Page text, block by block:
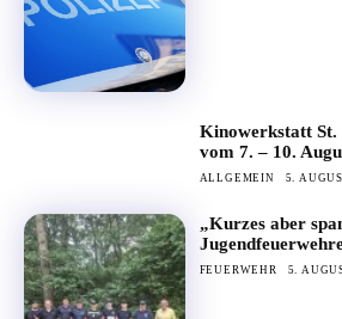
Kinowerkstatt
vom 7. – 10.
ALLGEMEIN 5.
„Kurzes aber
FEUERWEHR 5.